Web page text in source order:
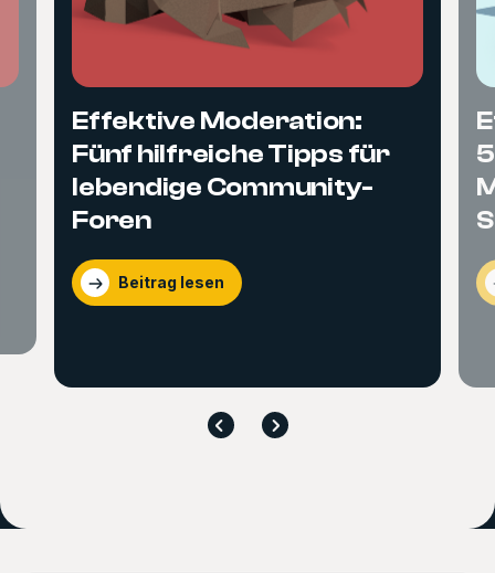
Effektive Moderation:
Fünf hilfreiche Tipps für
lebendige Community-
Foren
Beitrag lesen